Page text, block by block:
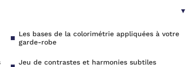
Les bases de la colorimétrie appliquées à votre
garde-robe
Jeu de contrastes et harmonies subtiles